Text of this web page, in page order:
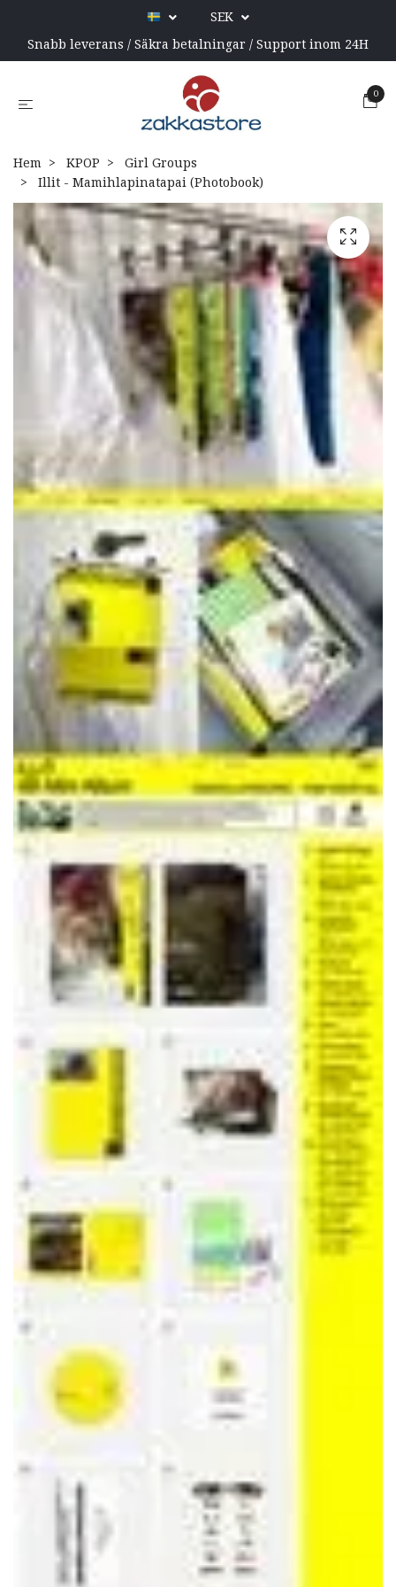
SEK
Snabb leverans / Säkra betalningar / Support inom 24H
0
Hem KPOP
Girl Groups
Illit - Mamihlapinatapai (Photobook)